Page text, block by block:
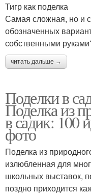
Тигр как поделка
Самая сложная, но и
обозначенных
собственными
читать дальше →
Поделки в
Поделка из
в садик: 100
фото
Поделка из
излюбленная для
школьных выставок,
поздно приходится